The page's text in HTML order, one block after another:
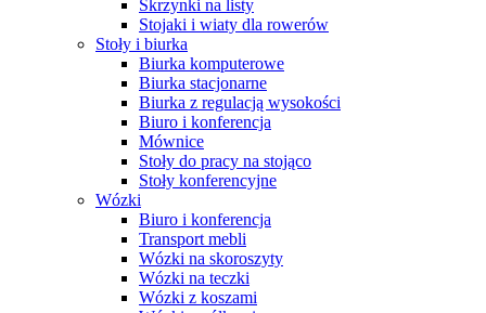
Skrzynki na listy
Stojaki i wiaty dla rowerów
Stoły i biurka
Biurka komputerowe
Biurka stacjonarne
Biurka z regulacją wysokości
Biuro i konferencja
Mównice
Stoły do pracy na stojąco
Stoły konferencyjne
Wózki
Biuro i konferencja
Transport mebli
Wózki na skoroszyty
Wózki na teczki
Wózki z koszami